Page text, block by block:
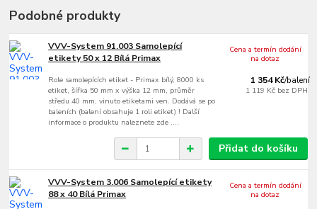
Podobné produkty
VVV-System 91.003 Samolepící
etikety 50 x 12 Bílá Primax
Role samolepících etiket - Primax bílý, 8000 ks
etiket, šířka 50 mm x výška 12 mm, průměr
středu 40 mm, vinuto etiketami ven. Dodává se po
baleních (balení obsahuje 1 roli etiket) ! Další
informace o produktu naleznete zde ....
1 354 Kč/balení
1 119 Kč bez DPH
Cena a termín dodání
na dotaz
Přidat do košíku
VVV-System 3.006 Samolepící etikety
88 x 40 Bílá Primax
Cena a termín dodání
na dotaz